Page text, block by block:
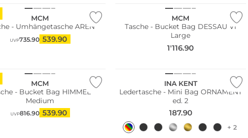
MCM
- Umhängetasche AREN
UVP735.90 539.90
MCM
Tasche - Bucket Bag DESSAU VI
Large
1'116.90
MCM
- Bucket Bag HIMMEL
Medium
UVP816.90 539.90
INA KENT
Ledertasche - Mini Bag ORNAMENT
ed. 2
187.90
+ 2